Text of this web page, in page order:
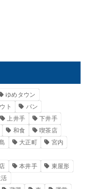
ゆめタウン
ト
パン
上井手
下井手
和食
喫茶店
大正町
宮内
本井手
東屋形